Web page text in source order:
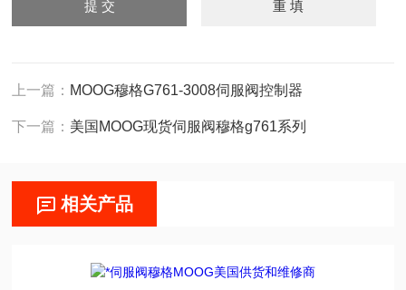
上一篇： MOOG穆格G761-3008伺服阀控制器
下一篇： 美国MOOG现货伺服阀穆格g761系列
相关产品